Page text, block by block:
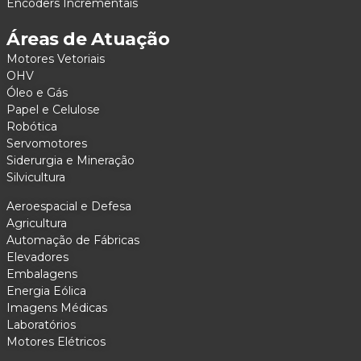
Encoders Incrementais
Áreas de Atuação
Motores Vetoriais
OHV
Óleo e Gás
Papel e Celulose
Robótica
Servomotores
Siderurgia e Mineração
Silvicultura
Aeroespacial e Defesa
Agricultura
Automação de Fábricas
Elevadores
Embalagens
Energia Eólica
Imagens Médicas
Laboratórios
Motores Elétricos